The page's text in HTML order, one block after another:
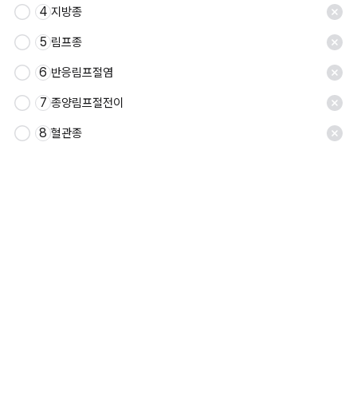
4 지방종
5 림프종
6 반응림프절염
7 종양림프절전이
8 혈관종